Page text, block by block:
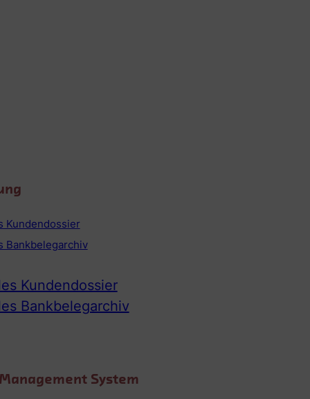
Kundendossier
Bankbelegarchiv
Kundendossier
Bankbelegarchiv
System